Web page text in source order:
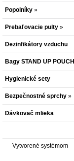
Popolníky »
Prebaľovacie pulty »
Dezinfikátory vzduchu
Bagy STAND UP POUCH
Hygienické sety
Bezpečnostné sprchy »
Dávkovač mlieka
Vytvorené systémom